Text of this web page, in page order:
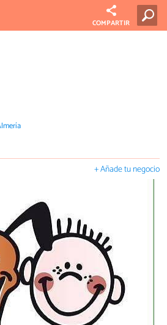
COMPARTIR
+ Añade tu negocio